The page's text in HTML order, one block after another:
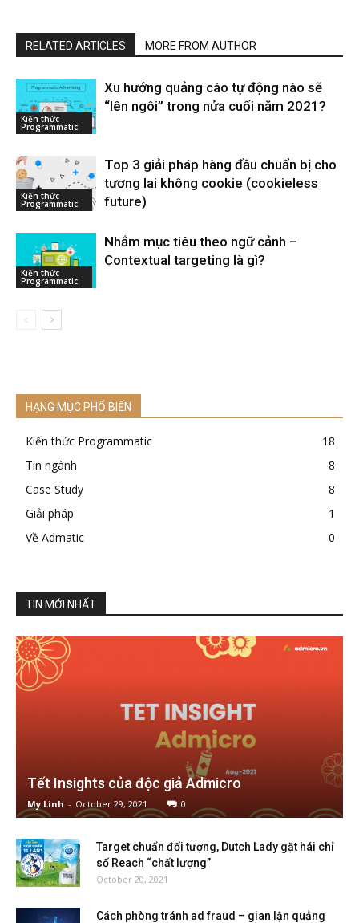
RELATED ARTICLES MORE FROM AUTHOR
Kiến thức
Programmatic
Xu hướng quảng cáo tự động nào sẽ
“lên ngôi” trong nửa cuối năm 2021?
Kiến thức
Programmatic
Top 3 giải pháp hàng đầu chuẩn bị cho
tương lai không cookie (cookieless
future)
Kiến thức
Programmatic
Nhắm mục tiêu theo ngữ cảnh –
Contextual targeting là gì?
HẠNG MỤC PHỔ BIẾN
Kiến thức Programmatic
18
Tin ngành
8
Case Study
8
Giải pháp
1
Về Admatic
0
TIN MỚI NHẤT
Tết Insights của độc giả Admicro
My Linh - October 29, 2021 0
Target chuẩn đối tượng, Dutch Lady gặt hái chỉ
số Reach “chất lượng”
October 20, 2021
Cách phòng tránh ad fraud – gian lận quảng